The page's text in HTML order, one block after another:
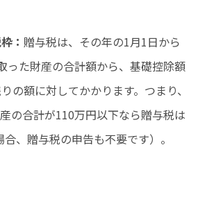
： 贈与税は、その年の1月1日から
った財産の合計額から、基礎控除額
の額に対してかかります。つまり、
の合計が110万円以下なら贈与税は
、贈与税の申告も不要です）。